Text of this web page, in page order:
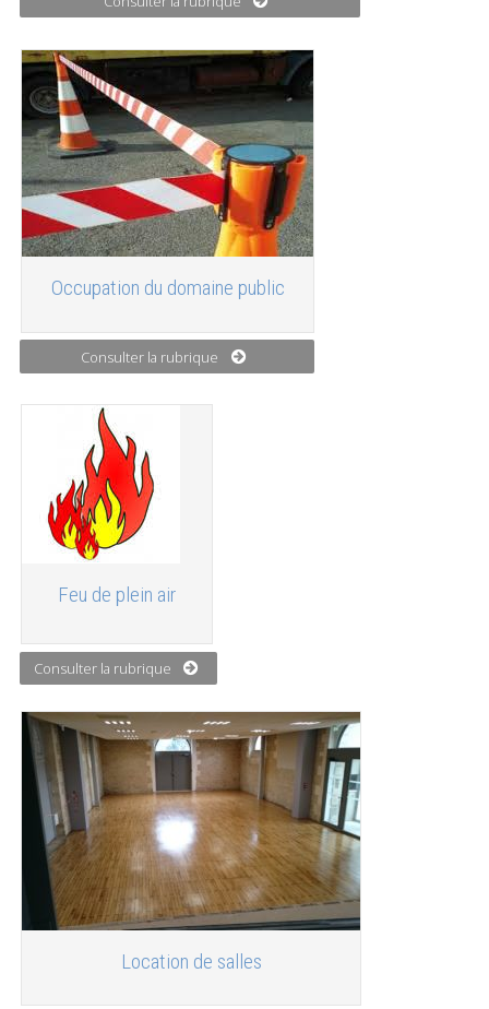
Occupation du domaine public
Consulter la rubrique
Feu de plein air
Consulter la rubrique
Location de salles